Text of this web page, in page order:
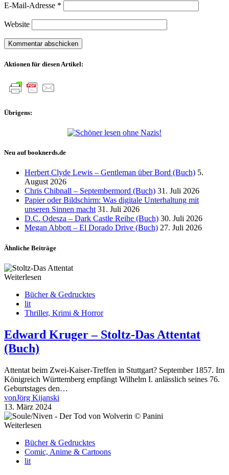
E-Mail-Adresse *
Website
Aktionen für diesen Artikel:
Übrigens:
Neu auf booknerds.de
Herbert Clyde Lewis – Gentleman über Bord (Buch) 5.
August 2026
Chris Chibnall – Septembermord (Buch) 31. Juli 2026
Papier oder Bildschirm: Was digitale Unterhaltung mit
unseren Sinnen macht 31. Juli 2026
D.C. Odesza – Dark Castle Reihe (Buch) 30. Juli 2026
Megan Abbott – El Dorado Drive (Buch) 27. Juli 2026
Ähnliche Beiträge
Weiterlesen
Bücher & Gedrucktes
lit
Thriller, Krimi & Horror
Edward Kruger – Stoltz-Das Attentat
(Buch)
Attentat beim Zwei-Kaiser-Treffen in Stuttgart? September 1857. Im
Königreich Württemberg empfängt Wilhelm I. anlässlich seines 76.
Geburtstages den…
vonJörg Kijanski
13. März 2024
Weiterlesen
Bücher & Gedrucktes
Comic, Anime & Cartoons
lit